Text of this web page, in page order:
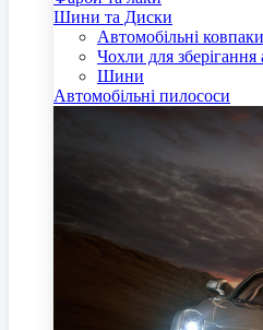
Шини та Диски
Автомобільні ковпаки
Чохли для зберігання
Шини
Автомобільні пилососи